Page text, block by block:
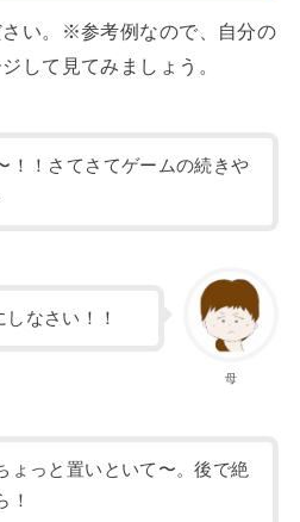
さい。※参考例なので、自分の
して見てみましょう。
！！さてさてゲームの続きや
母
なさい！！
ょっと置いといて〜。後で絶
！